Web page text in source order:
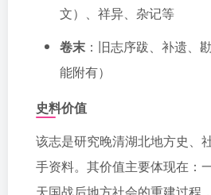
文）、祥异、杂记等
卷末 ：旧志序跋、补遗、
能附有）
史料价值
该志是研究晚清湖北地方史、
手资料。其价值主要体现在：